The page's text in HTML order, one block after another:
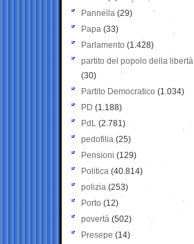
Pannella (29)
Papa (33)
Parlamento (1.428)
partito del popolo della libertà
(30)
Partito Democratico (1.034)
PD (1.188)
PdL (2.781)
pedofilia (25)
Pensioni (129)
Politica (40.814)
polizia (253)
Porto (12)
povertà (502)
Presepe (14)